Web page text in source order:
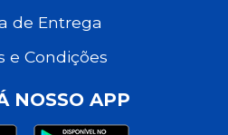
de Entrega
e Condições
NOSSO APP